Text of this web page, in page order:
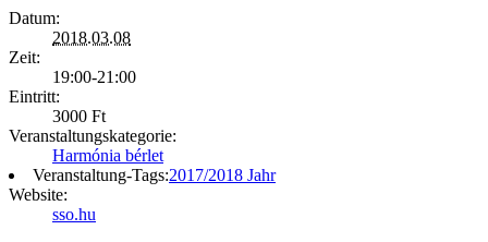
Datum:
2018.03.08
Zeit:
19:00-21:00
Eintritt:
3000 Ft
Veranstaltungskategorie:
Harmónia bérlet
Veranstaltung-Tags:2017/2018 Jahr
Website:
sso.hu